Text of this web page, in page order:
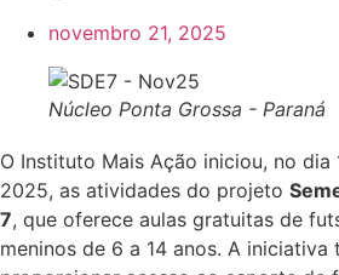
novembro 21, 2025
Núcleo Ponta Grossa - Paraná
O Instituto Mais Ação iniciou, no dia
2025, as atividades do projeto
7, que oferece aulas gratuitas de
meninos de 6 a 14 anos. A